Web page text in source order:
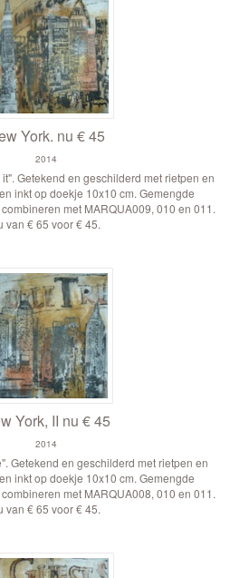
York. nu € 45
2014
Getekend en geschilderd met rietpen en
inkt op doekje 10x10 cm. Gemengde
met MARQUA009, 010 en 011.
van € 65 voor € 45.
York, II nu € 45
2014
Getekend en geschilderd met rietpen en
inkt op doekje 10x10 cm. Gemengde
met MARQUA008, 010 en 011.
van € 65 voor € 45.